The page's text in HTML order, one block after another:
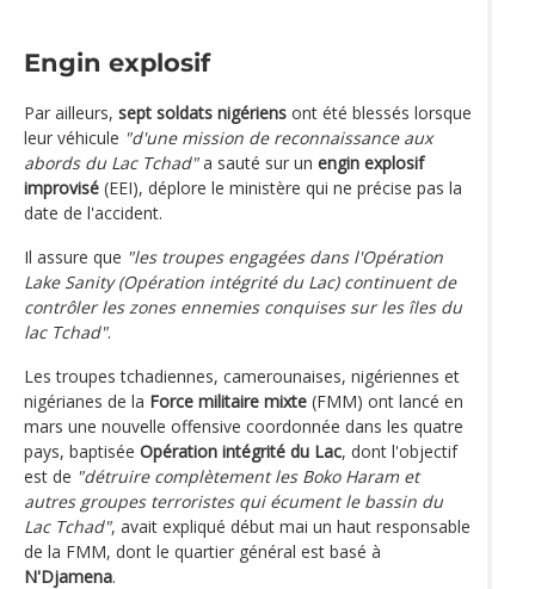
Engin explosif
Par ailleurs, sept soldats nigériens ont été blessés lorsque
leur véhicule "d'une mission de reconnaissance aux
abords du Lac Tchad"a sauté sur un engin explosif
improvisé (EEI), déplore le ministère qui ne précise pas la
date de l'accident.
Il assure que "les troupes engagées dans l'Opération
Lake Sanity (Opération intégrité du Lac) continuent de
contrôler les zones ennemies conquises sur les îles du
lac Tchad".
Les troupes tchadiennes, camerounaises, nigériennes et
nigérianes de la Force militaire mixte (FMM) ont lancé en
mars une nouvelle offensive coordonnée dans les quatre
pays, baptisée Opération intégrité du Lac, dont l'objectif
est de "détruire complètement les Boko Haram et
autres groupes terroristes qui écument le bassin du
Lac Tchad", avait expliqué début mai un haut responsable
de la FMM, dont le quartier général est basé à
N'Djamena.